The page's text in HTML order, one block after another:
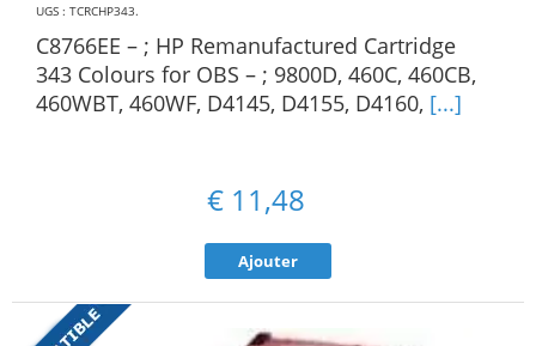
UGS : TCRCHP343.
C8766EE – ; HP Remanufactured Cartridge
343 Colours for OBS – ; 9800D, 460C, 460CB,
460WBT, 460WF, D4145, D4155, D4160, [...]
€ 11,48
Ajouter